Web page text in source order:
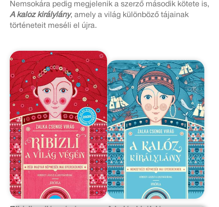
Nemsokára pedig megjelenik a szerző második kötete is,
A kalóz királylány, amely a világ különböző tájainak
történeteit meséli el újra.